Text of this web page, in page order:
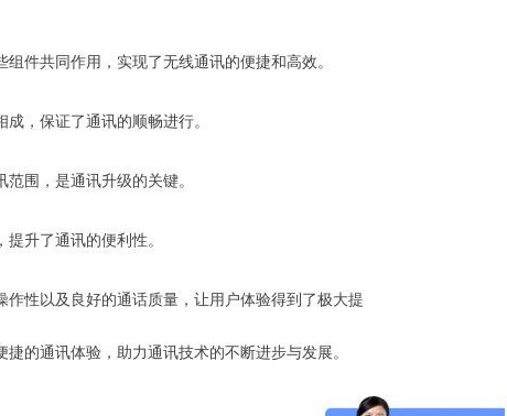
件共同作用，实现了无线通讯的便捷和高效。
，保证了通讯的顺畅进行。
围，是通讯升级的关键。
升了通讯的便利性。
性以及良好的通话质量，让用户体验得到了极大提
的通讯体验，助力通讯技术的不断进步与发展。